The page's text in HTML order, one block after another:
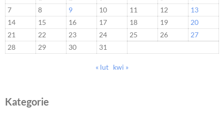
7
8 9 10 11 12
13
14
15 16 17 18 19
20
21
22 23 24 25 26
27
28
29 30 31
« lut kwi »
Kategorie